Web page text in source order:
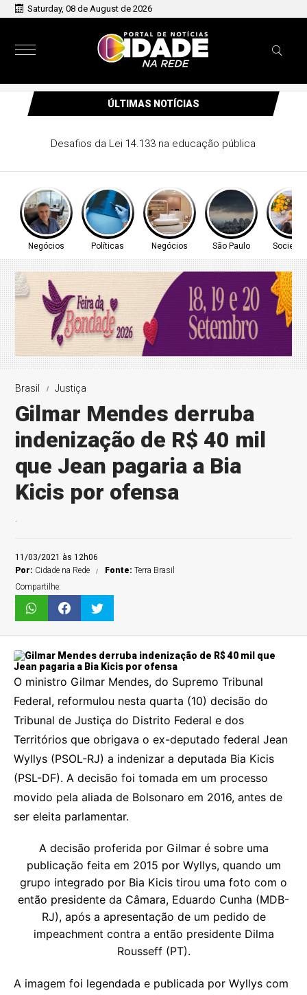
Saturday, 08 de August de 2026
ÚLTIMAS NOTÍCIAS
CONITEC abre consulta para Hipertensão Arterial Pulmonar
Negócios Políticas Negócios São Paulo
Brasil Justiça
Gilmar Mendes derruba
indenização de R$ 40 mil
que Jean pagaria a Bia
Kicis por ofensa
.
11/03/2021 às 12h06
Por: Cidade na Rede Fonte:Terra Brasil
Compartilhe:
O ministro Gilmar Mendes, do Supremo Tribunal
Federal, reformulou nesta quarta (10) decisão do
Tribunal de Justiça do Distrito Federal e dos
Territórios que obrigava o ex-deputado federal Jean
Wyllys (PSOL-RJ) a indenizar a deputada Bia Kicis
(PSL-DF). A decisão foi tomada em um processo
movido pela aliada de Bolsonaro em 2016, antes de
ser eleita parlamentar.
A decisão proferida por Gilmar é sobre uma
publicação feita em 2015 por Wyllys, quando um
grupo integrado por Bia Kicis tirou uma foto com o
então presidente da Câmara, Eduardo Cunha (MDB-
RJ), após a apresentação de um pedido de
impeachment contra a então presidente Dilma
Rousseff (PT).
A imagem foi legendada e publicada por Wyllys com